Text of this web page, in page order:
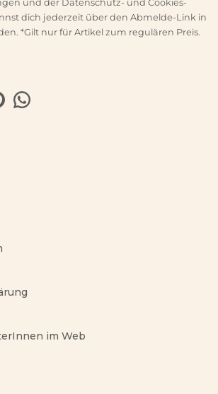
und der Datenschutz- und Cookies-
dich jederzeit über den Abmelde-Link in
*Gilt nur für Artikel zum regulären Preis.
im Web